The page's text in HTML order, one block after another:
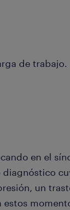
de trabajo.
en el
un
estos